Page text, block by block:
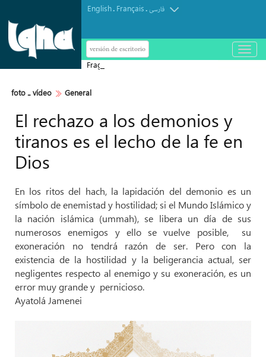
English. Français.فارسی
versión de escritorio
باز
و
Fragmento de la súplica final de la
foto ـ vídeo
General
El rechazo a los demonios y
tiranos es el lecho de la fe en
Dios
En los ritos del hach, la lapidación del demonio es un
símbolo de enemistad y hostilidad; si el Mundo Islámico y
la nación islámica (ummah), se libera un día de sus
numerosos enemigos y ello se vuelve posible, su
exoneración no tendrá razón de ser. Pero con la
existencia de la hostilidad y la beligerancia actual, ser
negligentes respecto al enemigo y su exoneración, es un
error muy grande y pernicioso.
Ayatolá Jamenei